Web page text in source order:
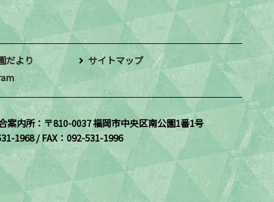
だより
サイトマップ
案内所：〒810-0037 福岡市中央区南公園1番1号
1968 / FAX：092-531-1996